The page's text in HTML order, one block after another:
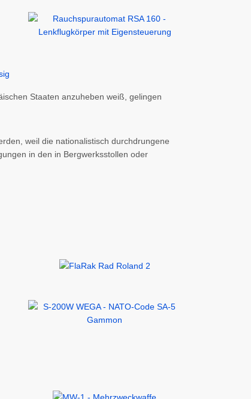
Staaten anzuheben weiß, gelingen
weil die nationalistisch durchdrungene
in den in Bergwerksstollen oder